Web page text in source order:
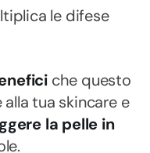
le difese
che questo
tua skincare e
la pelle in